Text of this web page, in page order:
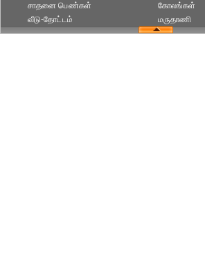
சாதனை பெண்கள்
வீடு-தோட்டம்
கோலங்கள்
மருதாணி